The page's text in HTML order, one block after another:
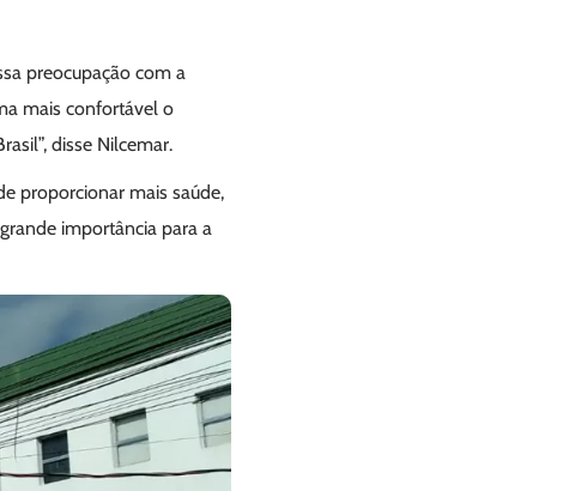
preocupação com a
mais confortável o
disse Nilcemar.
proporcionar mais saúde,
importância para a